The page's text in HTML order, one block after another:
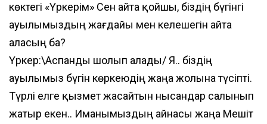
көктегі «Үркерім» Сен айта қойшы, біздің бүгінгі
ауылымыздың жағдайы мен келешегін айта
аласың ба?
Үркер:\Аспанды шолып алады/ Я.. біздің
ауылымыз бүгін көркеюдің жаңа жолына түсіпті.
Түрлі елге қызмет жасайтын нысандар салынып
жатыр екен.. Иманымыздың айнасы жаңа Мешіт